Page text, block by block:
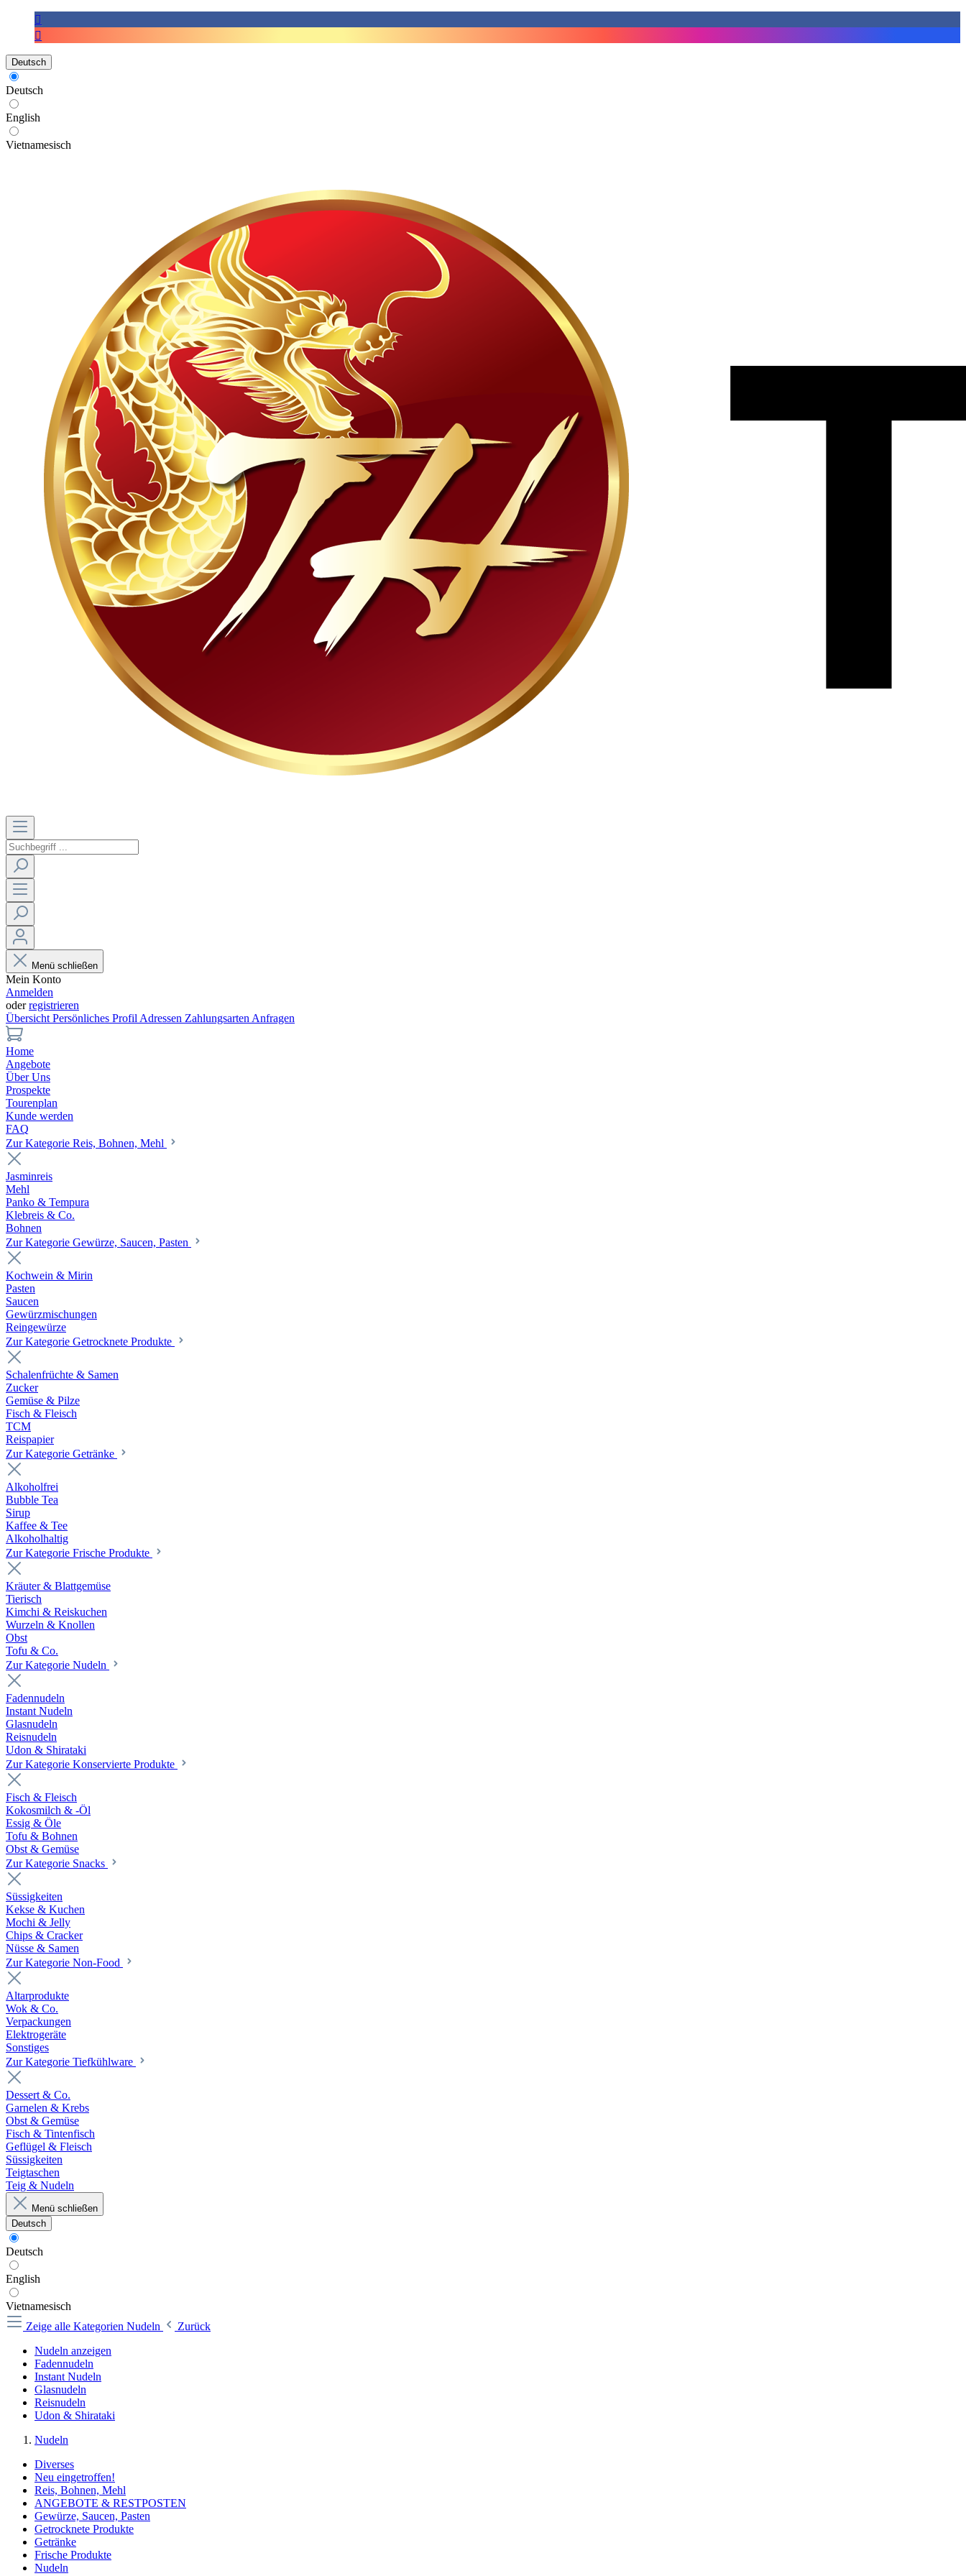
Deutsch
Deutsch
English
Vietnamesisch
Menü schließen
Mein Konto
Anmelden
oderregistrieren
Übersicht Persönliches Profil Adressen Zahlungsarten Anfragen
Home
Angebote
Über Uns
Prospekte
Tourenplan
Kunde werden
FAQ
Zur Kategorie Reis, Bohnen, Mehl
Jasminreis
Mehl
Panko & Tempura
Klebreis & Co.
Bohnen
Zur Kategorie Gewürze, Saucen, Pasten
Kochwein & Mirin
Pasten
Saucen
Gewürzmischungen
Reingewürze
Zur Kategorie Getrocknete Produkte
Schalenfrüchte & Samen
Zucker
Gemüse & Pilze
Fisch & Fleisch
TCM
Reispapier
Zur Kategorie Getränke
Alkoholfrei
Bubble Tea
Sirup
Kaffee & Tee
Alkoholhaltig
Zur Kategorie Frische Produkte
Kräuter & Blattgemüse
Tierisch
Kimchi & Reiskuchen
Wurzeln & Knollen
Obst
Tofu & Co.
Zur Kategorie Nudeln
Fadennudeln
Instant Nudeln
Glasnudeln
Reisnudeln
Udon & Shirataki
Zur Kategorie Konservierte Produkte
Fisch & Fleisch
Kokosmilch & -Öl
Essig & Öle
Tofu & Bohnen
Obst & Gemüse
Zur Kategorie Snacks
Süssigkeiten
Kekse & Kuchen
Mochi & Jelly
Chips & Cracker
Nüsse & Samen
Zur Kategorie Non-Food
Altarprodukte
Wok & Co.
Verpackungen
Elektrogeräte
Sonstiges
Zur Kategorie Tiefkühlware
Dessert & Co.
Garnelen & Krebs
Obst & Gemüse
Fisch & Tintenfisch
Geflügel & Fleisch
Süssigkeiten
Teigtaschen
Teig & Nudeln
Menü schließen
Deutsch
Deutsch
English
Vietnamesisch
Zeige alle Kategorien Nudeln
Zurück
Nudeln anzeigen
Fadennudeln
Instant Nudeln
Glasnudeln
Reisnudeln
Udon & Shirataki
Nudeln
Diverses
Neu eingetroffen!
Reis, Bohnen, Mehl
ANGEBOTE & RESTPOSTEN
Gewürze, Saucen, Pasten
Getrocknete Produkte
Getränke
Frische Produkte
Nudeln